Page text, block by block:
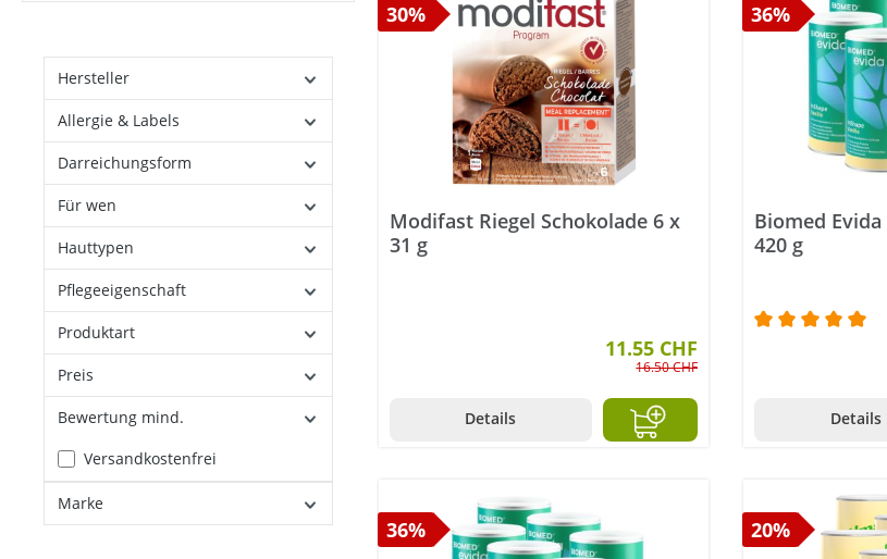
Hersteller
Allergie & Labels
Darreichungsform
Für wen
Hauttypen
Pflegeeigenschaft
Produktart
Preis
Bewertung mind.
Filter hinzufügen: Versandkostenfrei
Versandkostenfrei
Marke
30%
Modifast Riegel Schokolade 6 x
31 g
11.55 CHF
16.50 CHF
Details
36%
Biomed
420 g
Details
36% 20%